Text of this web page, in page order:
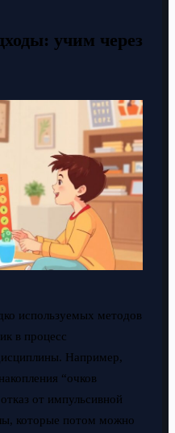
учим через
используемых методов
в процесс
Например,
“очков
от импульсивной
которые потом можно